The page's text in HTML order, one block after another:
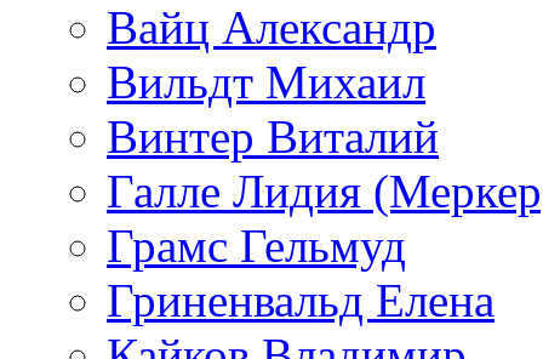
Вайц Александр
Вильдт Михаил
Винтер Виталий
Галле Лидия
Грамс Гельмуд
Гриненвальд Елена